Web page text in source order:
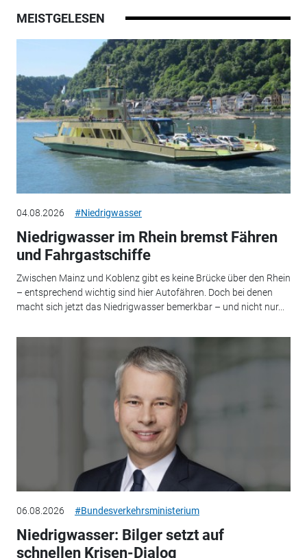
MEISTGELESEN
04.08.2026 #Niedrigwasser
Niedrigwasser im Rhein bremst Fähren
und Fahrgastschiffe
Zwischen Mainz und Koblenz gibt es keine Brücke über den Rhein
– entsprechend wichtig sind hier Autofähren. Doch bei denen
macht sich jetzt das Niedrigwasser bemerkbar – und nicht nur...
06.08.2026 #Bundesverkehrsministerium
Niedrigwasser: Bilger setzt auf
schnellen Krisen-Dialog